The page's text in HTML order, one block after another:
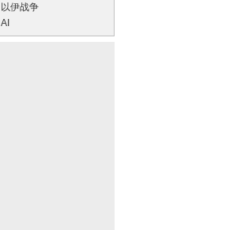
以伊战争
AI